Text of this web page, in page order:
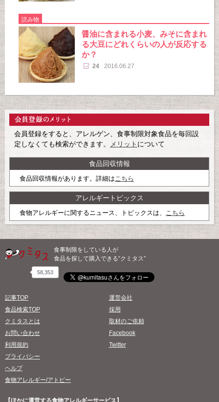
読み物
醤油に含まれる小麦、みそに含まれ
る大豆にどれくらいの人が反応する
か？
24 2016.06.27
会員登録をすると、アレルゲン、食事制限対象食品を毎回設
定しなくても検索ができます。
メリット について
食品回収情報
食品回収情報があります。詳細はこちら
アレルギートピックス
食物アレルギーに関するニュース、トピックスは、 こちら
食事制限をしている人が
食品を探して購入できる“クミタス”
58,353
記事TOP
食品検索TOP
クミタスとは
お問い合わせ
利用規約
プライバシー
ヘルプ
食物アレルギー/アトピー
運営会社
採用
取材のご依頼
Facebook
Twitter
【ほかに運営する食物アレルギーサービス】